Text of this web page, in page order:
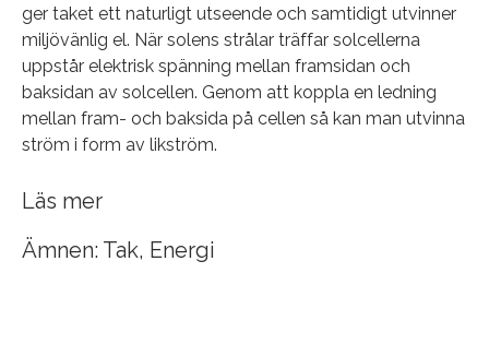
ger taket ett naturligt utseende och samtidigt utvinner
miljövänlig el. När solens strålar träffar solcellerna
uppstår elektrisk spänning mellan framsidan och
baksidan av solcellen. Genom att koppla en ledning
mellan fram- och baksida på cellen så kan man utvinna
ström i form av likström.
Läs mer
Ämnen: Tak, Energi